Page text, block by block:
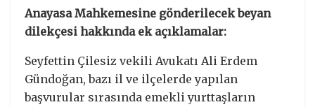
Anayasa Mahkemesine gönderilecek beyan
dilekçesi hakkında ek açıklamalar:
Seyfettin Çilesiz vekili Avukatı Ali Erdem
Gündoğan, bazı il ve ilçelerde yapılan
başvurular sırasında emekli yurttaşların